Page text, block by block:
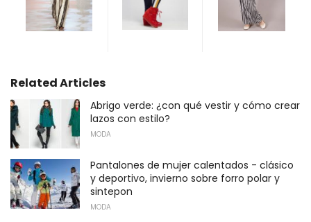
Related Articles
Abrigo verde: ¿con qué vestir y cómo crear
lazos con estilo?
MODA
Pantalones de mujer calentados - clásico
y deportivo, invierno sobre forro polar y
sintepon
MODA